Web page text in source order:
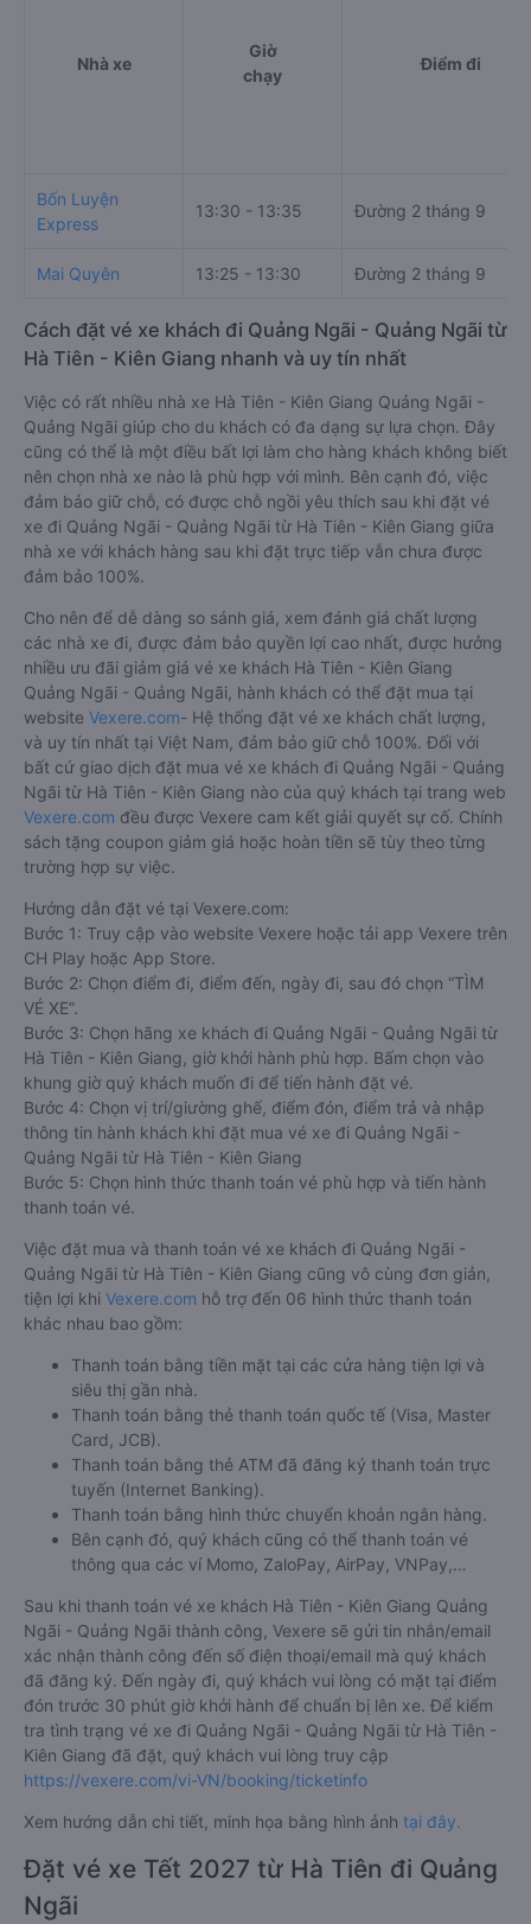
Nhà xe
Giờ
chạy
Điểm đi
Bốn Luyện
Express
13:30 - 13:35 Đường 2 tháng 9
Mai Quyên 13:25 - 13:30 Đường 2 tháng 9
Cách đặt vé xe khách đi Quảng Ngãi - Quảng Ngãi từ
Hà Tiên - Kiên Giang nhanh và uy tín nhất
Việc có rất nhiều nhà xe Hà Tiên - Kiên Giang Quảng Ngãi -
Quảng Ngãi giúp cho du khách có đa dạng sự lựa chọn. Đây
cũng có thể là một điều bất lợi làm cho hàng khách không biết
nên chọn nhà xe nào là phù hợp với mình. Bên cạnh đó, việc
đảm bảo giữ chỗ, có được chỗ ngồi yêu thích sau khi đặt vé
xe đi Quảng Ngãi - Quảng Ngãi từ Hà Tiên - Kiên Giang giữa
nhà xe với khách hàng sau khi đặt trực tiếp vẫn chưa được
đảm bảo 100%.
Cho nên để dễ dàng so sánh giá, xem đánh giá chất lượng
các nhà xe đi, được đảm bảo quyền lợi cao nhất, được hưởng
nhiều ưu đãi giảm giá vé xe khách Hà Tiên - Kiên Giang
Quảng Ngãi - Quảng Ngãi, hành khách có thể đặt mua tại
website Vexere.com- Hệ thống đặt vé xe khách chất lượng,
và uy tín nhất tại Việt Nam, đảm bảo giữ chỗ 100%. Đối với
bất cứ giao dịch đặt mua vé xe khách đi Quảng Ngãi - Quảng
Ngãi từ Hà Tiên - Kiên Giang nào của quý khách tại trang web
Vexere.com đều được Vexere cam kết giải quyết sự cố. Chính
sách tặng coupon giảm giá hoặc hoàn tiền sẽ tùy theo từng
trường hợp sự việc.
Hướng dẫn đặt vé tại Vexere.com:
Bước 1: Truy cập vào website Vexere hoặc tải app Vexere trên
CH Play hoặc App Store.
Bước 2: Chọn điểm đi, điểm đến, ngày đi, sau đó chọn “TÌM
VÉ XE”.
Bước 3: Chọn hãng xe khách đi Quảng Ngãi - Quảng Ngãi từ
Hà Tiên - Kiên Giang, giờ khởi hành phù hợp. Bấm chọn vào
khung giờ quý khách muốn đi để tiến hành đặt vé.
Bước 4: Chọn vị trí/giường ghế, điểm đón, điểm trả và nhập
thông tin hành khách khi đặt mua vé xe đi Quảng Ngãi -
Quảng Ngãi từ Hà Tiên - Kiên Giang
Bước 5: Chọn hình thức thanh toán vé phù hợp và tiến hành
thanh toán vé.
Việc đặt mua và thanh toán vé xe khách đi Quảng Ngãi -
Quảng Ngãi từ Hà Tiên - Kiên Giang cũng vô cùng đơn giản,
tiện lợi khi Vexere.com hỗ trợ đến 06 hình thức thanh toán
khác nhau bao gồm:
Thanh toán bằng tiền mặt tại các cửa hàng tiện lợi và
siêu thị gần nhà.
Thanh toán bằng thẻ thanh toán quốc tế (Visa, Master
Card, JCB).
Thanh toán bằng thẻ ATM đã đăng ký thanh toán trực
tuyến (Internet Banking).
Thanh toán bằng hình thức chuyển khoản ngân hàng.
Bên cạnh đó, quý khách cũng có thể thanh toán vé
thông qua các ví Momo, ZaloPay, AirPay, VNPay,…
Sau khi thanh toán vé xe khách Hà Tiên - Kiên Giang Quảng
Ngãi - Quảng Ngãi thành công, Vexere sẽ gửi tin nhắn/email
xác nhận thành công đến số điện thoại/email mà quý khách
đã đăng ký. Đến ngày đi, quý khách vui lòng có mặt tại điểm
đón trước 30 phút giờ khởi hành để chuẩn bị lên xe. Để kiểm
tra tình trạng vé xe đi Quảng Ngãi - Quảng Ngãi từ Hà Tiên -
Kiên Giang đã đặt, quý khách vui lòng truy cập
https://vexere.com/vi-VN/booking/ticketinfo
Xem hướng dẫn chi tiết, minh họa bằng hình ảnh tại đây.
Đặt vé xe Tết 2027 từ Hà Tiên đi Quảng
Ngãi